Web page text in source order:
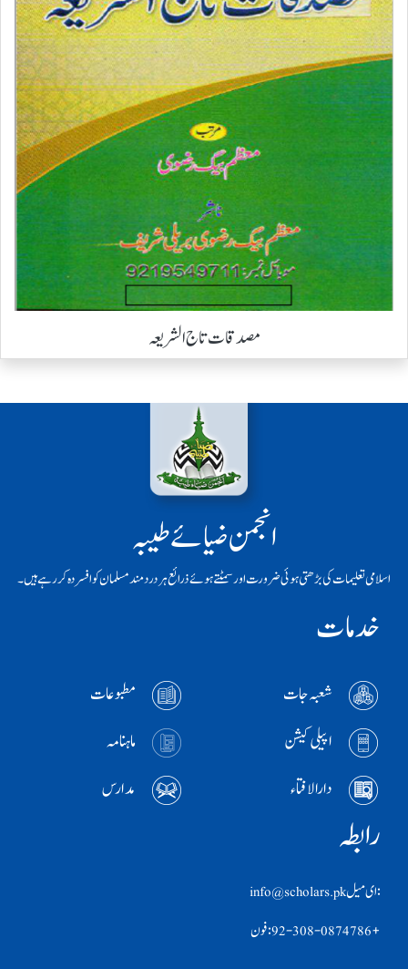
مصدقات تاج الشریعہ
انجمن ضیائے طیبہ
اسلامی تعلیمات کی بڑھتی ہوئی ضرورت اور سمٹتے ہوئے ذرائع ہر دردمند مسلمان کو افسردہ کر رہے ہیں۔
خدمات
شعبہ جات
مطبوعات
اپیلی کیشن
ماہنامہ
دارالافتاء
مدارس
رابطہ
:ای ميل info@scholars.pk
+92-308-0874786 :فون